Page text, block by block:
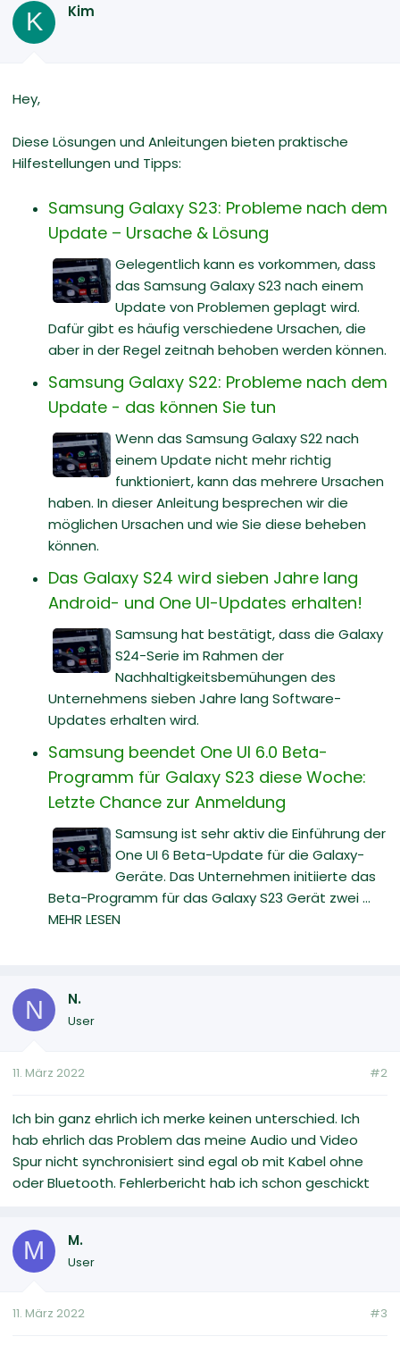
K Kim
Hey,
Diese Lösungen und Anleitungen bieten praktische
Hilfestellungen und Tipps:
Samsung Galaxy S23: Probleme nach dem
Update – Ursache & Lösung
Gelegentlich kann es vorkommen, dass
das Samsung Galaxy S23 nach einem
Update von Problemen geplagt wird.
Dafür gibt es häufig verschiedene Ursachen, die
aber in der Regel zeitnah behoben werden können.
Samsung Galaxy S22: Probleme nach dem
Update - das können Sie tun
Wenn das Samsung Galaxy S22 nach
einem Update nicht mehr richtig
funktioniert, kann das mehrere Ursachen
haben. In dieser Anleitung besprechen wir die
möglichen Ursachen und wie Sie diese beheben
können.
Das Galaxy S24 wird sieben Jahre lang
Android- und One UI-Updates erhalten!
Samsung hat bestätigt, dass die Galaxy
S24-Serie im Rahmen der
Nachhaltigkeitsbemühungen des
Unternehmens sieben Jahre lang Software-
Updates erhalten wird.
Samsung beendet One UI 6.0 Beta-
Programm für Galaxy S23 diese Woche:
Letzte Chance zur Anmeldung
Samsung ist sehr aktiv die Einführung der
One UI 6 Beta-Update für die Galaxy-
Geräte. Das Unternehmen initiierte das
Beta-Programm für das Galaxy S23 Gerät zwei ...
MEHR LESEN
N N.
User
11. März 2022 #2
Ich bin ganz ehrlich ich merke keinen unterschied. Ich
hab ehrlich das Problem das meine Audio und Video
Spur nicht synchronisiert sind egal ob mit Kabel ohne
oder Bluetooth. Fehlerbericht hab ich schon geschickt
M M.
User
11. März 2022 #3